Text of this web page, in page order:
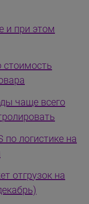
и при этом
стоимость
чаще всего
по логистике на
отгрузок на